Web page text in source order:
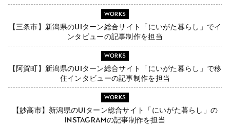
WORKS
【三条市】新潟県のUIターン総合サイト「にいがた暮らし」でイ
ンタビューの記事制作を担当
WORKS
【阿賀町】新潟県のUIターン総合サイト「にいがた暮らし」で移
住インタビューの記事制作を担当
WORKS
【妙高市】新潟県のUIターン総合サイト「にいがた暮らし」の
Instagramの記事制作を担当